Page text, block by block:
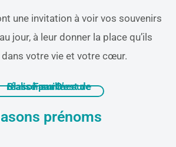
une invitation à voir vos souvenirs
jour, à leur donner la place qu’ils
votre vie et votre cœur.
prénoms